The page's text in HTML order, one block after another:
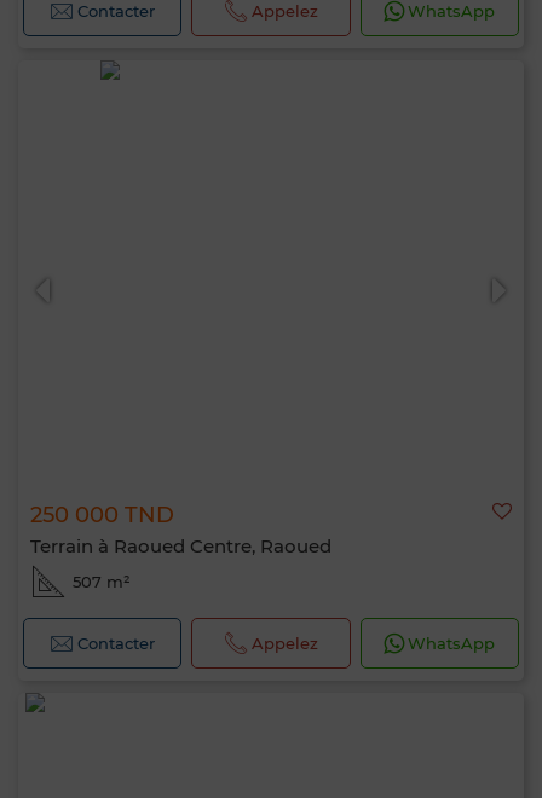
Contacter Appelez WhatsApp
250 000 TND
Terrain à Raoued Centre, Raoued
507 m²
Contacter Appelez WhatsApp